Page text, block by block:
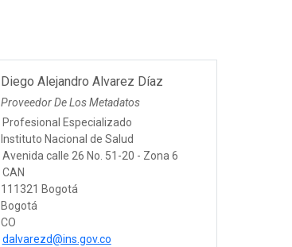
Diego Alejandro Alvarez Díaz
Proveedor De Los Metadatos
Profesional Especializado
Instituto Nacional de Salud
Avenida calle 26 No. 51-20 - Zona 6
CAN
111321 Bogotá
Bogotá
CO
dalvarezd@ins.gov.co